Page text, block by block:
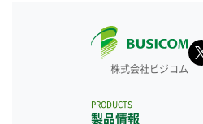
株式会社ビジコム
製品情報
PRODUCTS